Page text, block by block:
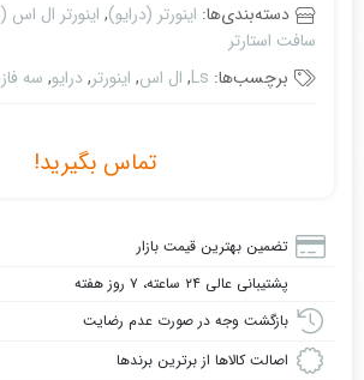
دسته‌بندی‌ها: اینورتر (درایو), اینورتر ال اس (Ls)
سافت استارتر
برچسب‌ها: Ls
, ال اس, اینورتر, درایو, سه فاز
تماس بگیرید!
تضمین بهترین قیمت بازار
پشتیبانی عالی ۲۴ ساعته، ۷ روز هفته
بازگشت وجه در صورت عدم رضایت
اصالت کالاها از برترین برندها